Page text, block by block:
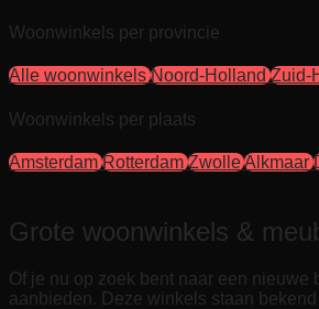
Woonwinkels per provincie
Alle woonwinkels Noord-Holland Zuid-
Woonwinkels per plaats
Amsterdam Rotterdam ZwolleAlkmaar
Grote woonwinkels &
Of je nu op zoek bent naar een
aanbieden. Deze winkels staan